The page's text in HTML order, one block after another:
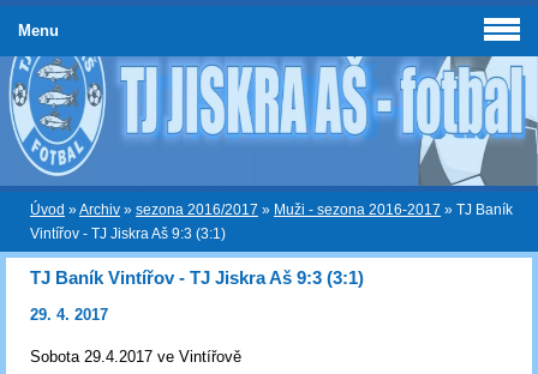
Úvod »Archiv » sezona 2016/2017 » Muži - sezona 2016-2017 » TJ Baník
Vintířov - TJ Jiskra Aš 9:3 (3:1)
TJ Baník Vintířov - TJ Jiskra Aš 9:3 (3:1)
29. 4. 2017
Sobota 29.4.2017 ve Vintířově
Menu